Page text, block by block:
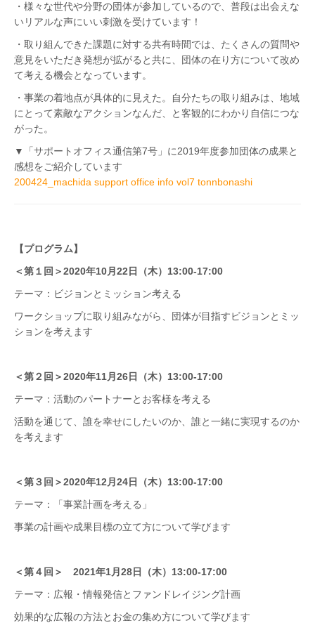
・様々な世代や分野の団体が参加しているので、普段は出会えな
いリアルな声にいい刺激を受けています！
・取り組んできた課題に対する共有時間では、たくさんの質問や
意見をいただき発想が拡がると共に、団体の在り方について改め
て考える機会となっています。
・事業の着地点が具体的に見えた。自分たちの取り組みは、地域
にとって素敵なアクションなんだ、と客観的にわかり自信につな
がった。
▼「サポートオフィス通信第7号」に2019年度参加団体の成果と
感想をご紹介しています
200424_machida support office info vol7 tonnbonashi
【プログラム】
＜第１回＞2020年10月22日（木）13:00-17:00
テーマ：ビジョンとミッション考える
ワークショップに取り組みながら、団体が目指すビジョンとミッ
ションを考えます
＜第２回＞2020年11月26日（木）13:00-17:00
テーマ：活動のパートナーとお客様を考える
活動を通じて、誰を幸せにしたいのか、誰と一緒に実現するのか
を考えます
＜第３回＞2020年12月24日（木）13:00-17:00
テーマ：「事業計画を考える」
事業の計画や成果目標の立て方について学びます
＜第４回＞ 2021年1月28日（木）13:00-17:00
テーマ：広報・情報発信とファンドレイジング計画
効果的な広報の方法とお金の集め方について学びます